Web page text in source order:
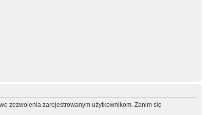
zezwolenia zarejestrowanym użytkownikom. Zanim się